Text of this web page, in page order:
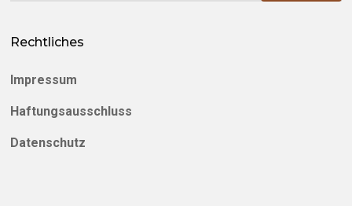
Rechtliches
Impressum
Haftungsausschluss
Datenschutz